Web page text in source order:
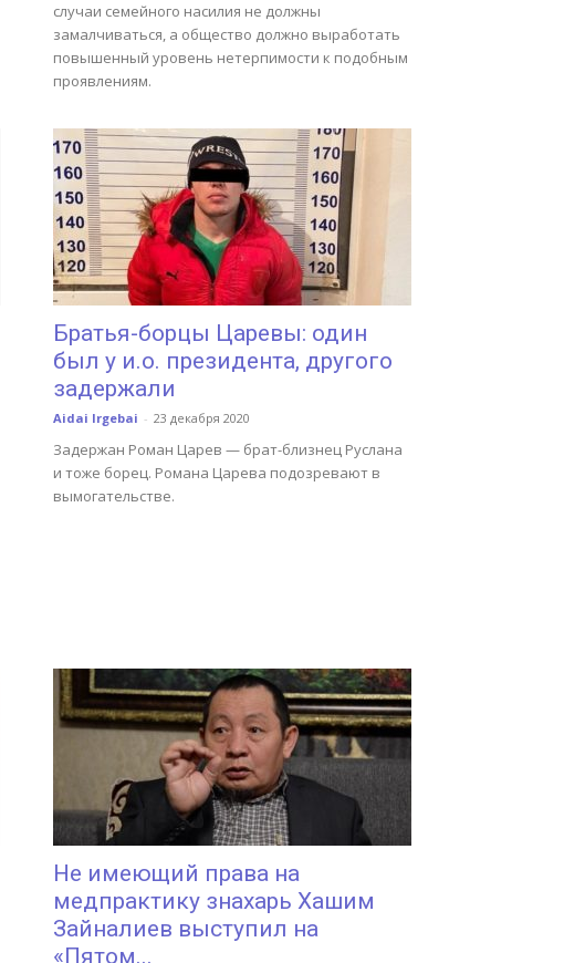
случаи семейного насилия не должны
замалчиваться, а общество должно выработать
повышенный уровень нетерпимости к подобным
проявлениям.
Братья-борцы Царевы: один
был у и.о. президента, другого
задержали
Aidai Irgebai - 23 декабря 2020
Задержан Роман Царев — брат-близнец Руслана
и тоже борец. Романа Царева подозревают в
вымогательстве.
Не имеющий права на
медпрактику знахарь Хашим
Зайналиев выступил на
«Пятом...